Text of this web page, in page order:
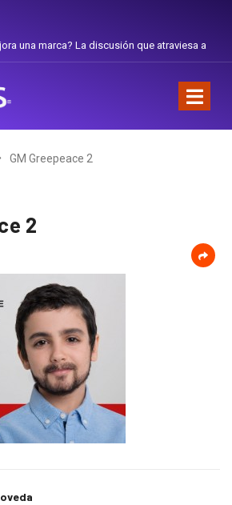
una marca? La discusión que atraviesa a
GM Greepeace 2
2